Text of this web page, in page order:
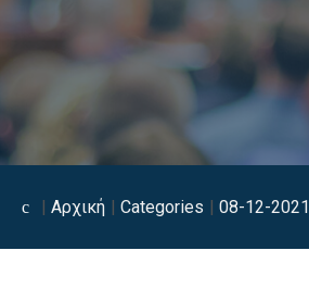
Αρχική Categories 08-12-2021